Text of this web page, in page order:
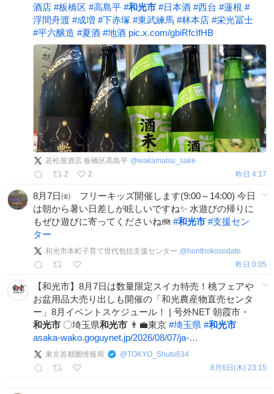
酒店 #板橋区 #高島平 #和光市 #日本酒 #西台 #蓮根 #
浮間舟渡 #成増 #下赤塚 #東武練馬 #林本店 #栄光冨士
#平六醸造 #夏酒 #地酒 pic.x.com/gbiRfcIfHB
若松屋酒店 板橋区高島平 @wakamatsu_sake
2
2 昨日 4:17
8月7日㈮ フリーキッズ開催します(9:00～14:00) 今日
は朝から暑い日差しが眩しいですね✨ 水遊びの帰りに
もぜひ遊びに寄ってくださいね🪼 #和光市 #支援セン
ター
和光市本町子育て世代包括支援センター @ honthokosodate
昨日 0:05
【和光市】8月7日は数量限定スイカ特売！桃フェアや
お盆用品大売り出しも開催の「和光農産物直売センタ
ー」8月イベントスケジュール！ | 号外NET 朝霞市・
和光市 〇埼玉県和光市 👨‍💼東京 #埼玉県 #和光市
asaka-wako.goguynet.jp/2026/08/07/ja-…
東京首都圏情報局 @TOKYO_Shuto634
8月6日(木) 23:15